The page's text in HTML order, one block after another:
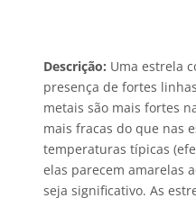
Descrição: Uma estrela
presença de fortes
metais são mais fortes
mais fracas do que nas
temperaturas típicas
elas parecem amarelas
seja significativo. As